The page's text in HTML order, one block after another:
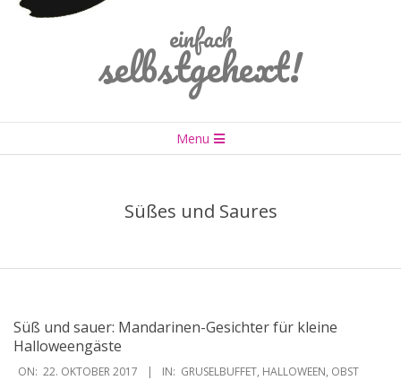
einfach
selbstgehext!
Navigation
Menu
Süßes und Saures
Süß und sauer: Mandarinen-Gesichter für kleine
Halloweengäste
2017-
ON: 22. OKTOBER 2017 IN: GRUSELBUFFET, HALLOWEEN, OBST